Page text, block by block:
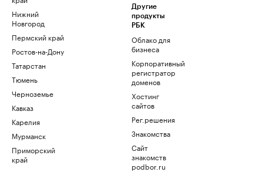
Нижний
Новгород
Пермский край
Ростов-на-Дону
Татарстан
Тюмень
Черноземье
Кавказ
Карелия
Мурманск
Приморский
край
Другие
продукты
РБК
Облако для
бизнеса
Корпоративный
регистратор
доменов
Хостинг
сайтов
Рег.решения
Знакомства
Сайт
знакомств
podbor.ru